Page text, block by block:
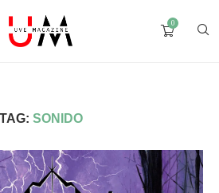
0
TAG: SONIDO